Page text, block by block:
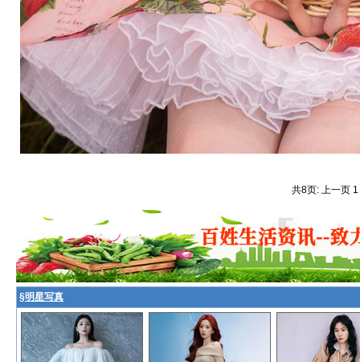
共8页: 上一页 1
§明星写真